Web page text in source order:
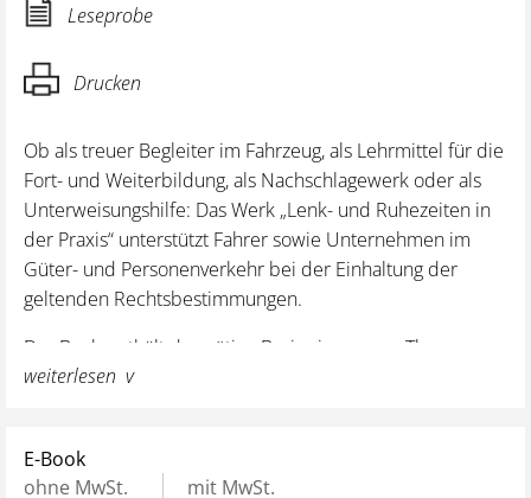
Leseprobe
Drucken
Ob als treuer Begleiter im Fahrzeug, als Lehrmittel für die
Fort- und Weiterbildung, als Nachschlagewerk oder als
Unterweisungshilfe: Das Werk „Lenk- und Ruhezeiten in
der Praxis“ unterstützt Fahrer sowie Unternehmen im
Güter- und Personenverkehr bei der Einhaltung der
geltenden Rechtsbestimmungen.
Das Buch enthält das nötige Basiswissen zum Thema
„Lenk- und Ruhezeiten“ – kompakt, übersichtlich, leicht
Praxisbeispiele und -tipps erleichtern den schnellen
Einstieg in das komplexe Rechtsgebiet, und helfen, alle
weiterlesen
E-Book
ohne MwSt.
mit MwSt.